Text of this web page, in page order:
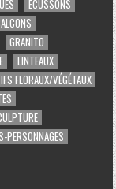
ECUSSONS
GRANITO
LINTEAUX
FLORAUX/VÉGÉTAUX
PERSONNAGES